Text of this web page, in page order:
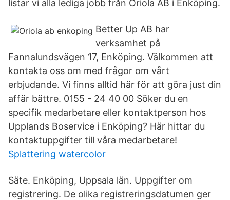
listar vi alla lediga jobb från Oriola AB i Enköping.
Better Up AB har
verksamhet på
Fannalundsvägen 17, Enköping. Välkommen att
kontakta oss om med frågor om vårt
erbjudande. Vi finns alltid här för att göra just din
affär bättre. 0155 - 24 40 00 Söker du en
specifik medarbetare eller kontaktperson hos
Upplands Boservice i Enköping? Här hittar du
kontaktuppgifter till våra medarbetare!
Splattering watercolor
Säte. Enköping, Uppsala län. Uppgifter om
registrering. De olika registreringsdatumen ger